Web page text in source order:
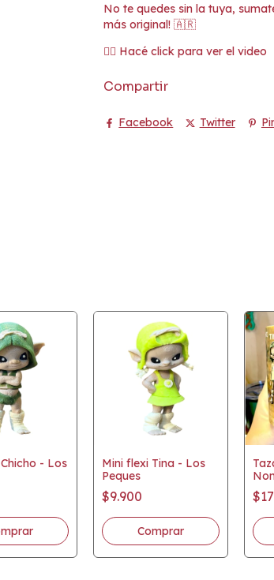
No te quedes sin la tuya,
más original! 🇦🇷
👉🏼 Hacé click para ver el video
Compartir
Facebook Twitter
- Los
Mini flexi Tina - Los
Peques
$9.900